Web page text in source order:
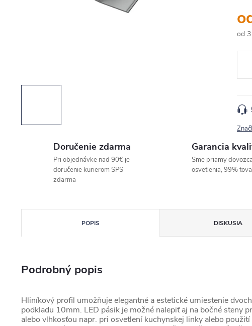
od
cena:
Doručenie zdarma
Pri objednávke nad 90€ je
doručenie kurierom SPS
zdarma
Garancia
Sme priamy
osvetlenia, 99%
POPIS DISKUSIA
Podrobný popis
Hliníkový profil umožňuje elegantné a estetické umiestenie
podkladu 10mm. LED pásik je možné nalepiť aj na bočné steny
alebo vlhkosťou napr. pri osvetlení kuchynskej linky alebo